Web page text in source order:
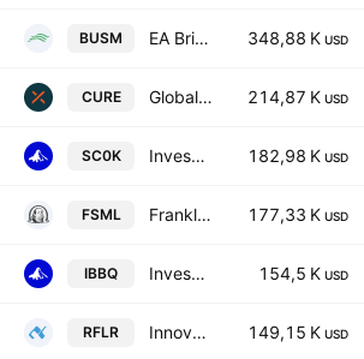
BUSM EA Bridgeway Ultra-Small Company Market ETF 348,88 K USD
CURE Global X S&P Biotech ETF 214,87 K USD
SC0K Invesco Russell 2000 UCITS ETF 182,98 K USD
FSML Franklin Small Cap Enhanced ETF 177,33 K USD
IBBQ Invesco Nasdaq Biotechnology ETF 154,5 K USD
RFLR Innovator U.S. Small Cap Managed Floor ETF 149,15 K USD